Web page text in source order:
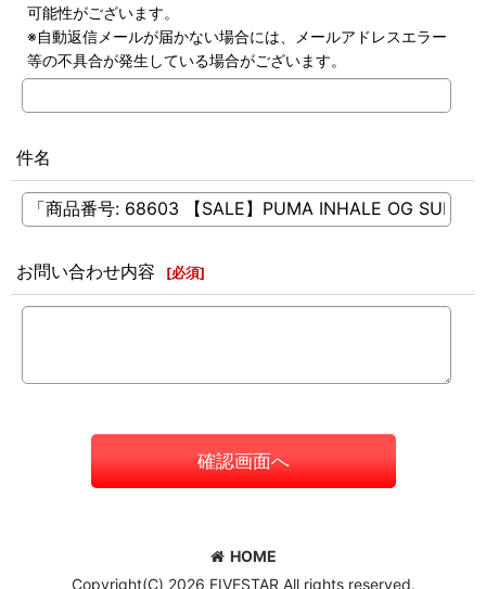
可能性がございます。
※自動返信メールが届かない場合には、メールアドレスエラー
等の不具合が発生している場合がございます。
件名
お問い合わせ内容 [必須]
確認画面へ
HOME
Copyright(C) 2026 FIVESTAR All rights reserved.